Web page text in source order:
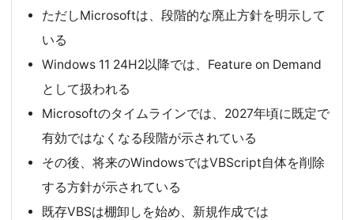
ただしMicrosoftは、段階的な廃止方針を明示して
いる
Windows 11 24H2以降では、Feature on Demand
として扱われる
Microsoftのタイムラインでは、2027年頃に既定で
有効ではなくなる段階が示されている
その後、将来のWindowsではVBScript自体を削除
する方針が示されている
既存VBSは棚卸しを始め、新規作成では